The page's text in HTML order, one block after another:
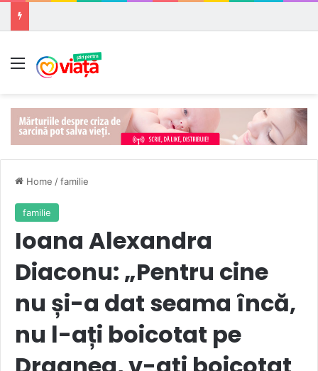
Meniu
Home /familie
familie
Ioana Alexandra
Diaconu: „Pentru cine
nu și-a dat seama încă,
nu l-ați boicotat pe